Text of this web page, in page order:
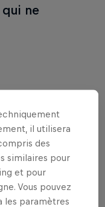
ne
il utilisera
des
similaires pour
et pour
Vous pouvez
les paramètres